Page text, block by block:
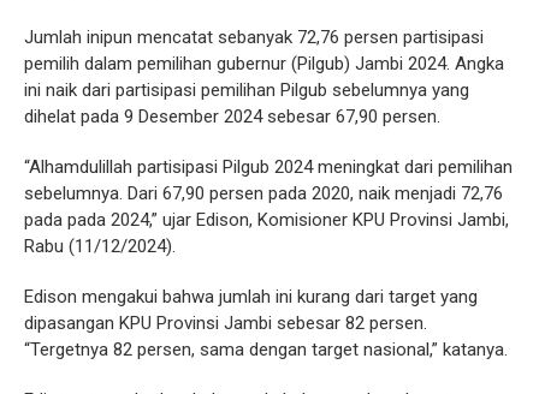
Jumlah inipun mencatat sebanyak 72,76 persen partisipasi
pemilih dalam pemilihan gubernur (Pilgub) Jambi 2024. Angka
ini naik dari partisipasi pemilihan Pilgub sebelumnya yang
dihelat pada 9 Desember 2024 sebesar 67,90 persen.
“Alhamdulillah partisipasi Pilgub 2024 meningkat dari pemilihan
sebelumnya. Dari 67,90 persen pada 2020, naik menjadi 72,76
pada pada 2024,” ujar Edison, Komisioner KPU Provinsi Jambi,
Rabu (11/12/2024).
Edison mengakui bahwa jumlah ini kurang dari target yang
dipasangan KPU Provinsi Jambi sebesar 82 persen.
“Tergetnya 82 persen, sama dengan target nasional,” katanya.